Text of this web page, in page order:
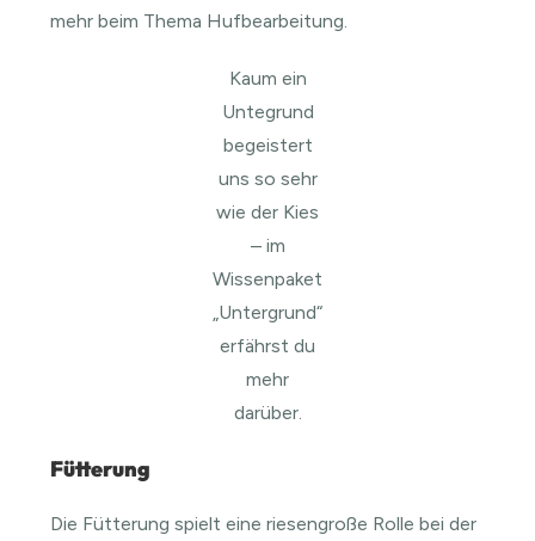
mehr beim Thema Hufbearbeitung.
Kaum ein
Untegrund
begeistert
uns so sehr
wie der Kies
– im
Wissenpaket
„Untergrund“
erfährst du
mehr
darüber.
Fütterung
Die Fütterung spielt eine riesengroße Rolle bei der